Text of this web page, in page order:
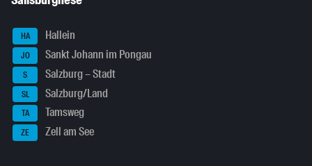
HA Hallein
JO Sankt Johann im Pongau
S Salzburg – Stadt
SL Salzburg/Land
TA Tamsweg
ZE Zell am See